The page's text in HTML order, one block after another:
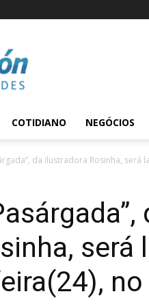
COTIDIANO NEGÓCIOS
da ilustradora Rosinha, será
será
no